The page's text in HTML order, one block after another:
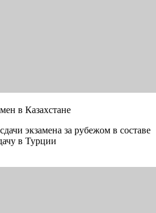
в Казахстане
экзамена за рубежом в составе
в Турции